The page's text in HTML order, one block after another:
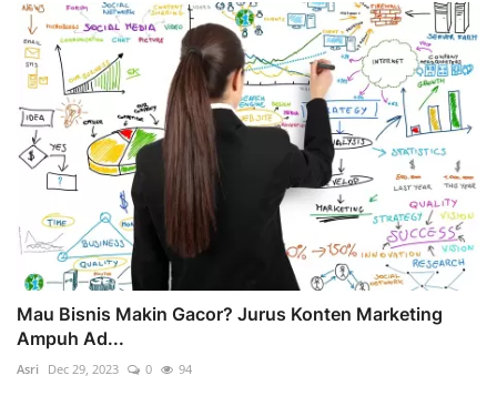
Mau Bisnis Makin Gacor? Jurus Konten Marketing
Ampuh Ad...
Asri Dec 29, 2023 0 94